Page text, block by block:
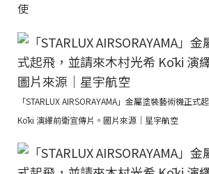
使
「STARLUX AIRSORAYAMA」金屬塗裝藝術機正
Kōki 演繹前衛宣傳片。圖片來源｜星宇航空